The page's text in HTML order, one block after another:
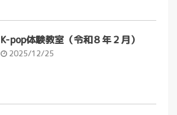
K-pop体験教室（令和８年２月）
2025/12/25